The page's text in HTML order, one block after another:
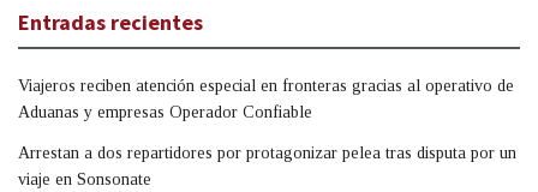
Entradas recientes
Viajeros reciben atención especial en fronteras gracias al operativo de
Aduanas y empresas Operador Confiable
Arrestan a dos repartidores por protagonizar pelea tras disputa por un
viaje en Sonsonate